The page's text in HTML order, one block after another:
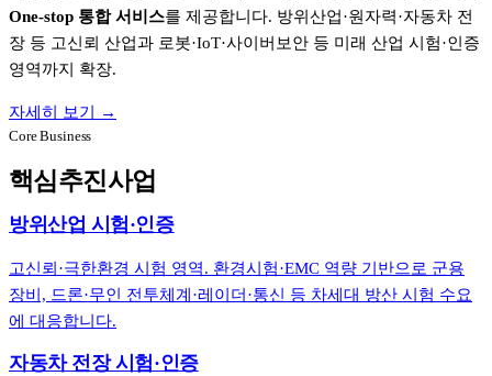
One-stop 통합 서비스를 제공합니다. 방위산업·원자력·자동차 전
장 등 고신뢰 산업과 로봇·IoT·사이버보안 등 미래 산업 시험·인증
영역까지 확장.
자세히 보기 →
Core Business
핵심추진사업
방위산업 시험·인증
고신뢰·극한환경 시험 영역. 환경시험·EMC 역량 기반으로 군용
장비, 드론·무인 전투체계·레이더·통신 등 차세대 방산 시험 수요
에 대응합니다.
자동차 전장 시험·인증